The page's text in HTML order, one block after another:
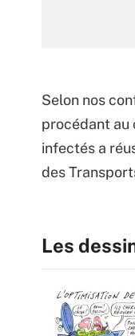
Selon nos
procédant au
infectés a
des
Les